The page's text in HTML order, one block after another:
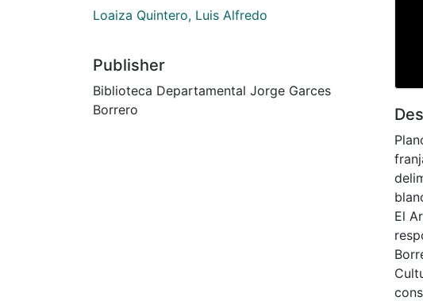
Loaiza Quintero, Luis Alfredo
Publisher
Biblioteca Departamental Jorge Garces
Borrero
El